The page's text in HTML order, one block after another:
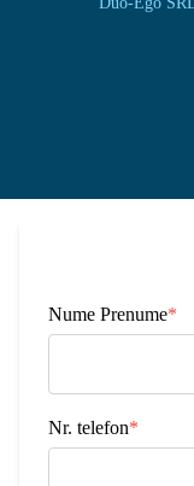
Nume Prenume*
Nr. telefon*